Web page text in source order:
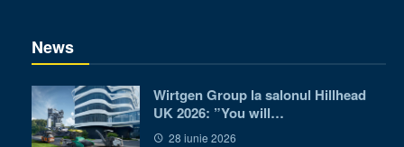
News
Wirtgen Group la salonul Hillhead
UK 2026: ”You will…
28 iunie 2026